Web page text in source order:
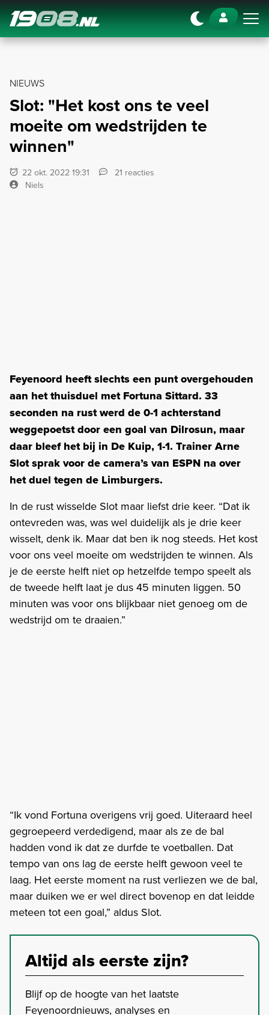
Navigation
NIEUWS
Slot: "Het kost ons te veel
moeite om wedstrijden te
winnen"
22 okt. 2022 19:31
21 reacties
Niels
Feyenoord heeft slechts een punt overgehouden
aan het thuisduel met Fortuna Sittard. 33
seconden na rust werd de 0-1 achterstand
weggepoetst door een goal van Dilrosun, maar
daar bleef het bij in De Kuip, 1-1. Trainer Arne
Slot sprak voor de camera’s van ESPN na over
het duel tegen de Limburgers.
In de rust wisselde Slot maar liefst drie keer. “Dat ik
ontevreden was, was wel duidelijk als je drie keer
wisselt, denk ik. Maar dat ben ik nog steeds. Het kost
voor ons veel moeite om wedstrijden te winnen. Als
je de eerste helft niet op hetzelfde tempo speelt als
de tweede helft laat je dus 45 minuten liggen. 50
minuten was voor ons blijkbaar niet genoeg om de
wedstrijd om te draaien.”
“Ik vond Fortuna overigens vrij goed. Uiteraard heel
gegroepeerd verdedigend, maar als ze de bal
hadden vond ik dat ze durfde te voetballen. Dat
tempo van ons lag de eerste helft gewoon veel te
laag. Het eerste moment na rust verliezen we de bal,
maar duiken we er wel direct bovenop en dat leidde
meteen tot een goal,” aldus Slot.
Altijd als eerste zijn?
Blijf op de hoogte van het laatste
Feyenoordnieuws, analyses en